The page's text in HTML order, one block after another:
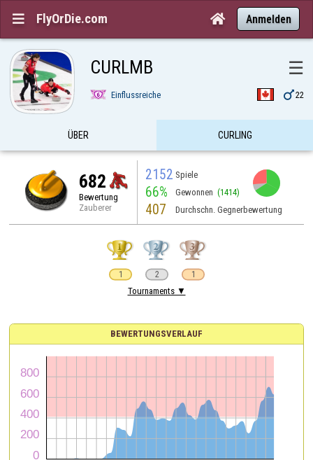
 FlyOrDie.com  Anmelden
CURLMB ☰
Einflussreiche 22
ÜBER CURLING
682
Bewertung
Zauberer
2152 Spiele
66% Gewonnen (1414)
407 Durchschn. Gegnerbewertung
1 2 1
Tournaments ▼
BEWERTUNGSVERLAUF